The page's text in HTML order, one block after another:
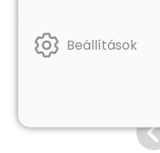
Beállítások